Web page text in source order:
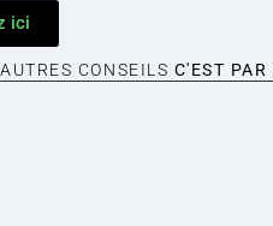
ici
CONSEILS C'EST PAR